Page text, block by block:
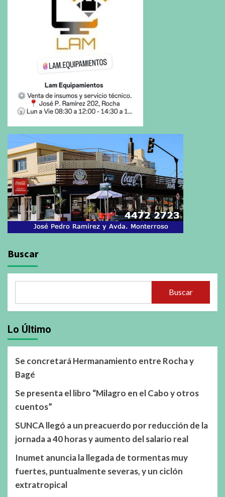
Buscar
Buscar
Lo Último
Se concretará Hermanamiento entre Rocha y
Bagé
Se presenta el libro “Milagro en el Cabo y otros
cuentos”
SUNCA llegó a un preacuerdo por reducción de la
jornada a 40 horas y aumento del salario real
Inumet anuncia la llegada de tormentas muy
fuertes, puntualmente severas, y un ciclón
extratropical